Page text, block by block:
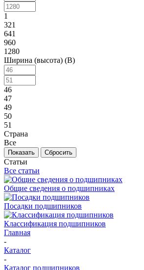
1
321
641
960
1280
Ширина (высота) (B)
46
47
49
50
51
Страна
Все
Сбросить
Статьи
Все статьи
Общие сведения о подшипниках
Посадки подшипников
Классификация подшипников
Главная
-
Каталог
-
Каталог подшипников